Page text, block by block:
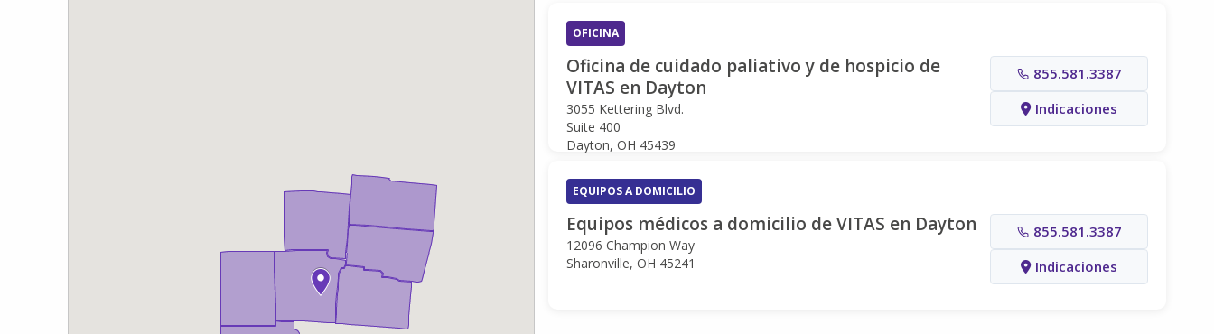
OFICINA
Oficina de cuidado paliativo y de hospicio de
VITAS en Dayton
3055 Kettering Blvd.
Suite 400
Dayton, OH 45439
855.581.3387
Indicaciones
EQUIPOS A DOMICILIO
Equipos médicos a domicilio de VITAS en Dayton
12096 Champion Way
Sharonville, OH 45241
855.581.3387
Indicaciones